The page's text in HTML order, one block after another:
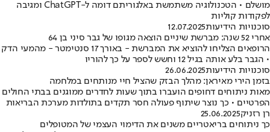
מושלם • הטכנולוגיה משתמשת באלגוריתם דומה ל-ChatGPT ומגיבה
לפקודות קוליות
סוכנויות הידיעות12.07.2025
אחרי 52 שנה: מברשת שיניים הוצאה מגופו של גבר סיני בן 64
הרופאים הצליחו להוציא את המברשת - באורך 17 סנטימטר - מהמעי הדק
• הגבר בלע אותה בגיל 12 וחשש לספר על כך להוריו
סוכנויות הידיעות26.06.2025
בזמן הירי מאיראן: מהלך הבזק שהציל חיי מנותחים במלחמה
מאות ניתוחים דחופים הועברו בתוך שעות לחדרים ממוגנים בבתי החולים
הפרטיים • כך נוצר שיתוף פעולה חסר תקדים בתולדות מערכת הבריאות
רן רזניק25.06.2025
כך ניתוחים בריאטריים משנים את הדימוי העצמי של המטופלים